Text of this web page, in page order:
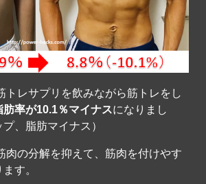
トレサプリを飲みながら筋トレをし
肪率が10.1％マイナスになりまし
、脂肪マイナス）
肉の分解を抑えて、筋肉を付けやす
す。